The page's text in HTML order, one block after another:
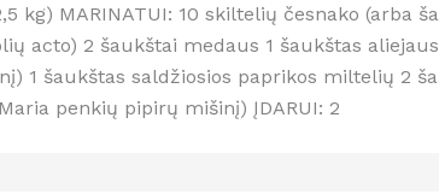
kg) MARINATUI: 10 skiltelių česnako (arba
acto) 2 šaukštai medaus 1 šaukštas
1 šaukštas saldžiosios paprikos miltelių 2
penkių pipirų mišinį) ĮDARUI: 2